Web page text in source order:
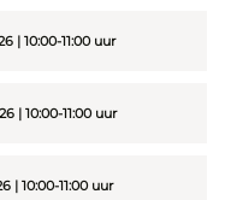
| 10:00-11:00 uur
| 10:00-11:00 uur
| 10:00-11:00 uur